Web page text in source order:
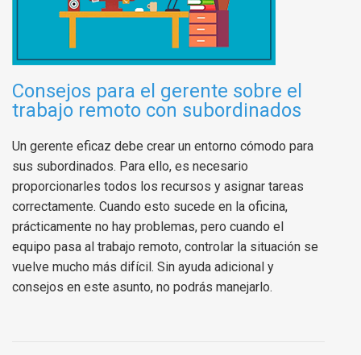
Consejos para el gerente sobre el
trabajo remoto con subordinados
Un gerente eficaz debe crear un entorno cómodo para
sus subordinados. Para ello, es necesario
proporcionarles todos los recursos y asignar tareas
correctamente. Cuando esto sucede en la oficina,
prácticamente no hay problemas, pero cuando el
equipo pasa al trabajo remoto, controlar la situación se
vuelve mucho más difícil. Sin ayuda adicional y
consejos en este asunto, no podrás manejarlo.